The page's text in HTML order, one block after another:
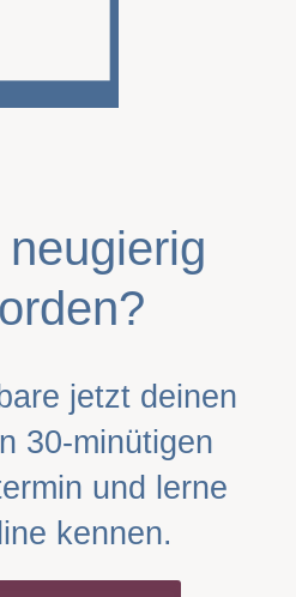
jetzt deinen
30-minütigen
und lerne
kennen.